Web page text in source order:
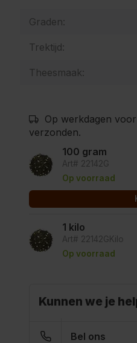
Graden:
Trektijd:
Theesmaak:
Op werkdagen
verzonden.
100 gram
Art# 22142G
Op voorraad
1 kilo
Art# 22142GKilo
Op voorraad
Kunnen we je
Bel ons